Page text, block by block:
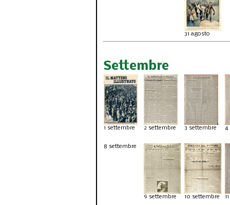
31 agosto
Settembre
1 settembre 2 settembre 3 settembre 4
8 settembre
9 settembre 10 settembre